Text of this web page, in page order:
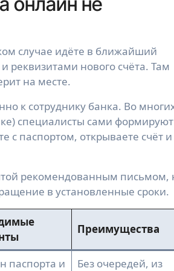
случае идёте в ближайший
реквизитами нового счёта. Там
на месте.
к сотруднику банка. Во
специалисты сами формируют
с паспортом, открываете счёт и
рекомендованным письмом,
в установленные сроки.
Преимущества
паспорта и Без очередей, из